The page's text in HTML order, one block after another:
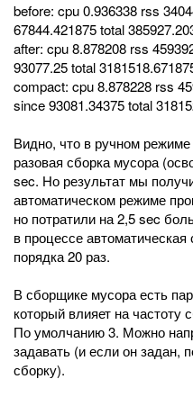
before: cpu 0.936338 rss
67844.421875 total
after: cpu 8.878208 rss
93077.25 total
compact: cpu 8.878228 rss
since 93081.34375 total
Видно, что в ручном
разовая сборка мусора
sec. Но результат мы
автоматическом режиме
но потратили на 2,5 sec
в процессе
порядка 20 раз.
В сборщике мусора есть
который влияет на частоту
По умолчанию 3. Можно
задавать (и если он задан,
сборку).